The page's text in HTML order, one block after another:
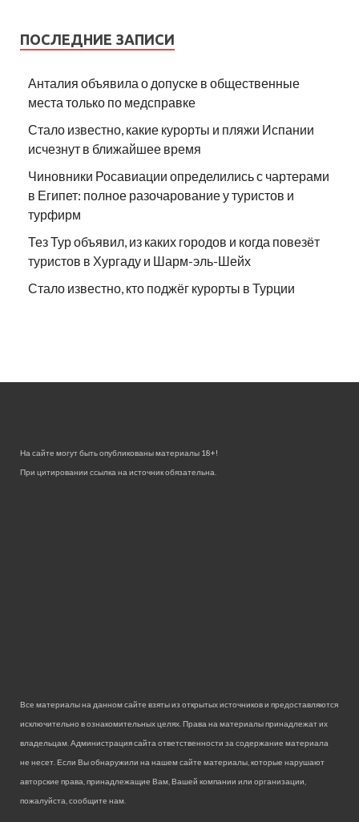
ПОСЛЕДНИЕ ЗАПИСИ
Анталия объявила о допуске в общественные
места только по медсправке
Стало известно, какие курорты и пляжи Испании
исчезнут в ближайшее время
Чиновники Росавиации определились с чартерами
в Египет: полное разочарование у туристов и
турфирм
Тез Тур объявил, из каких городов и когда повезёт
туристов в Хургаду и Шарм-эль-Шейх
Стало известно, кто поджёг курорты в Турции
На сайте могут быть опубликованы материалы 18+!
При цитировании ссылка на источник обязательна.
Все материалы на данном сайте взяты из открытых источников и предоставляются
исключительно в ознакомительных целях. Права на материалы принадлежат их
владельцам. Администрация сайта ответственности за содержание материала
не несет. Если Вы обнаружили на нашем сайте материалы, которые нарушают
авторские права, принадлежащие Вам, Вашей компании или организации,
пожалуйста, сообщите нам.